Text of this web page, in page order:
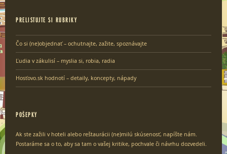
PRELISTUJTE SI RUBRIKY
Čo si (ne)objednať – ochutnajte, zažite, spoznávajte
Ľudia v zákulisí – myslia si, robia, radia
Hosťovo.sk hodnotí – detaily, koncepty, nápady
POŠEPKY
Ak ste zažili v hoteli alebo reštaurácii (ne)milú skúsenosť, napíšte nám.
Postaráme sa o to, aby sa tam o vašej kritike, pochvale či návrhu dozvedeli.